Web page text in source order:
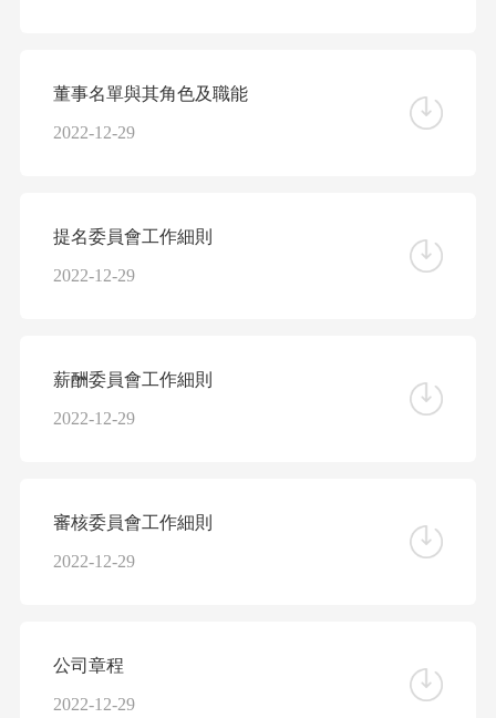
董事名單與其角色及職能
2022-12-29
提名委員會工作細則
2022-12-29
薪酬委員會工作細則
2022-12-29
審核委員會工作細則
2022-12-29
公司章程
2022-12-29